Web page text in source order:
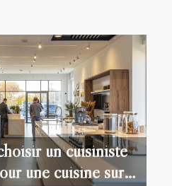
un cuisiniste
une cuisine sur